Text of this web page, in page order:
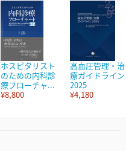
ホスピタリスト
のための内科診
療フローチャ...
¥8,800
高血圧管理・治
療ガイドライン
2025
¥4,180